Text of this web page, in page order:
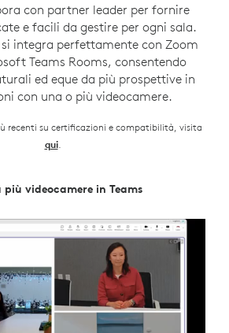
videocamere in Teams
Intelligente di Zoom
con partner leader per fornire
e facili da gestire per ogni sala.
integra perfettamente con Zoom
Teams Rooms, consentendo
ed eque da più prospettive in
con una o più videocamere.
recenti su certificazioni e compatibilità, visita
qui.